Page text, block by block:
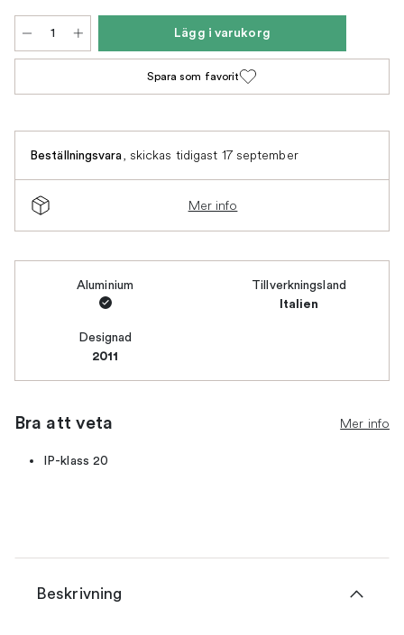
Lägg i varukorg
Spara som favorit
Beställningsvara, skickas tidigast 17 september
Mer info
Aluminium Tillverkningsland
Italien
Designad
2011
Bra att veta Mer info
IP-klass 20
Beskrivning